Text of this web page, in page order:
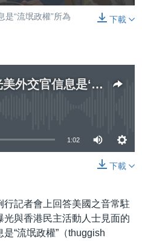
下載
是“流氓政權”所為
美國務院指 中國曝光美外交官信息是‘流氓政權’行為
1:02
下載
記者會上回答美國之音常駐
與香港民主活動人士見面的
“流氓政權”（thuggish